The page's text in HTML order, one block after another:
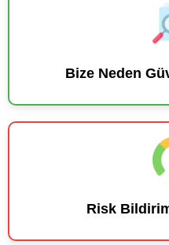
Bize Neden
Risk